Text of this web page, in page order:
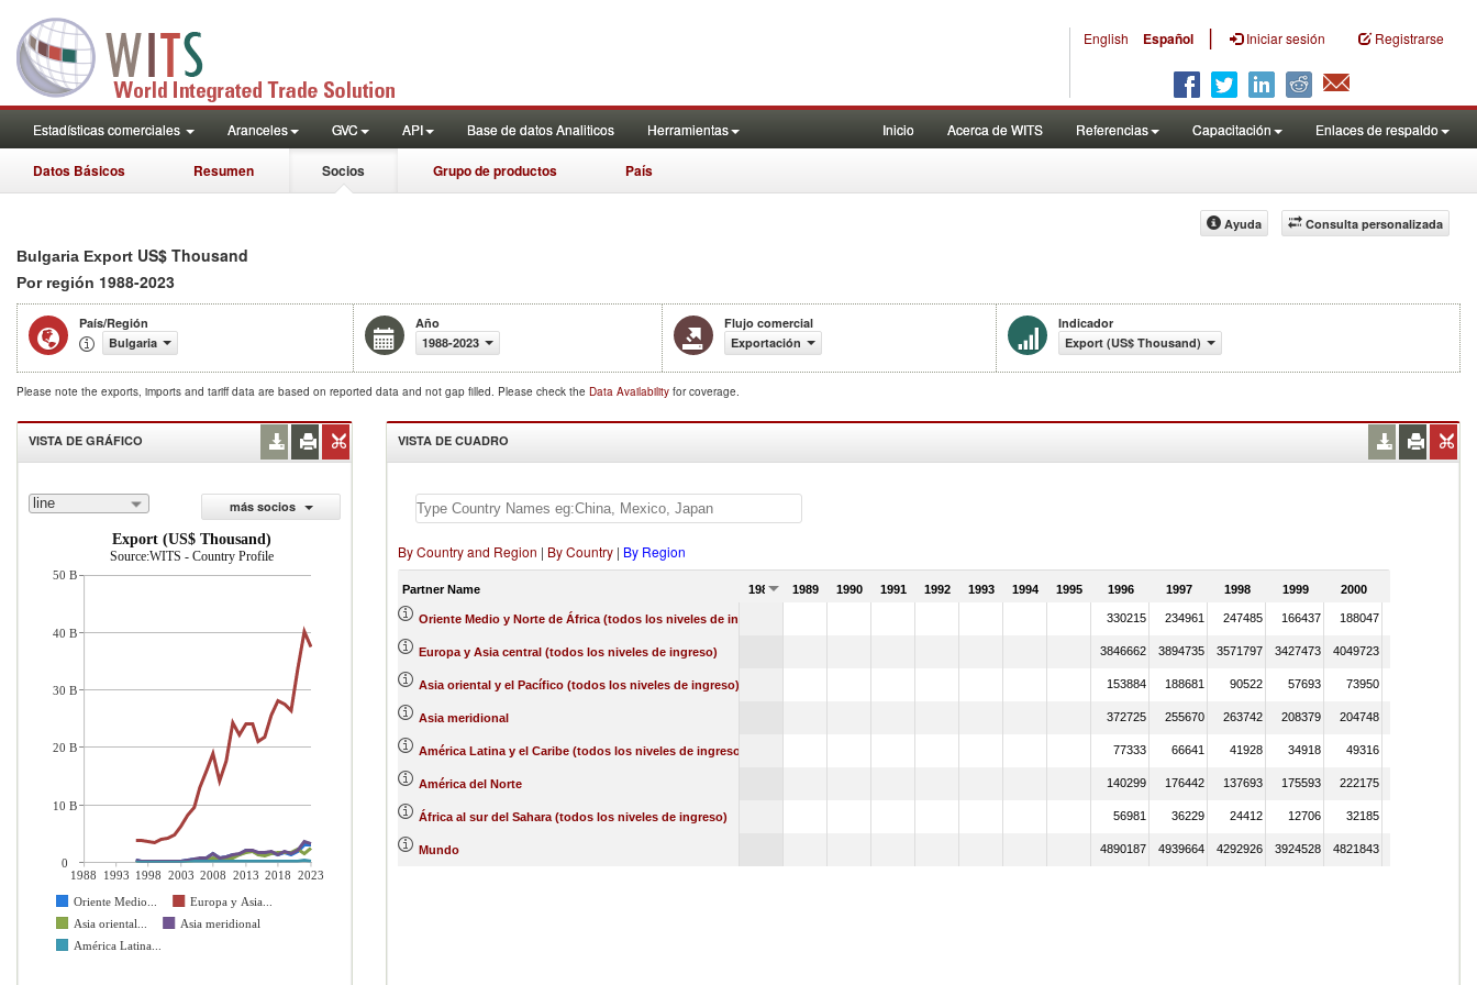
English Español | Iniciar sesión Registrarse
Estadísticas comerciales Aranceles GVC API Base de datos Analiticos Herramientas Inicio Acerca de WITS Referencias Capacitación Enlaces de respaldo
Datos Básicos Resumen Socios Grupo de productos País
Consulta personalizada
Ayuda
Bulgaria Export US$ Thousand
Por región 1988-2023
País/Región
Bulgaria
Año
1988-2023
Flujo comercial
Exportación
Indicador
Export (US$ Thousand)
Please note the exports, imports and tariff data are based on reported data and not gap filled. Please check the Data Availability for coverage.
VISTA DE GRÁFICO
line
más socios
Export (US$ Thousand)
Source:WITS - Country Profile
1988 1993 1998 2003 2008 2013 2018 2023
Oriente Medio...
Europa y Asia...
Asia oriental...
Asia meridional
América Latina...
50 B
40 B
30 B
20 B
10 B
0
VISTA DE CUADRO
By Country and Region | By Country | By Region
Partner Name 1988 1989 1990 1991 1992 1993 1994 1995 1996 1997 1998 1999 2000
Oriente Medio y Norte de África (todos los niveles de ingreso) 330215 234961 247485 166437 188047
Europa y Asia central (todos los niveles de ingreso) 3846662 3894735 3571797 3427473 4049723
Asia oriental y el Pacífico (todos los niveles de ingreso) 153884 188681 90522 57693 73950
Asia meridional 372725 255670 263742 208379 204748
América Latina y el Caribe (todos los niveles de ingreso) 77333 66641 41928 34918 49316
América del Norte 140299 176442 137693 175593 222175
África al sur del Sahara (todos los niveles de ingreso) 56981 36229 24412 12706 32185
Mundo 4890187 4939664 4292926 3924528 4821843